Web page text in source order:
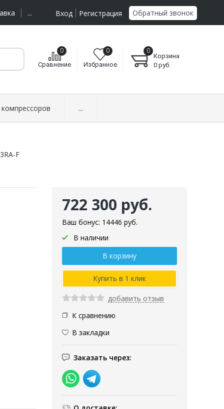
... Вход Регистрация Обратный звонок
Сравнение
0
Избранное
0
Корзина
0
0 руб.
...
F
722 300 руб.
Ваш бонус: 14446 руб.
В наличии
добавить отзыв
К сравнению
В закладки
Заказать через: